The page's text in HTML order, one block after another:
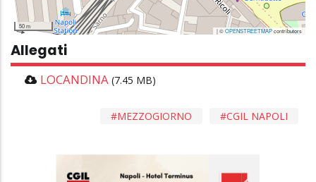
50 m
| ©OPENSTREETMAPcontributors
Allegati
LOCANDINA (7.45 MB)
CGIL NAPOLI
MEZZOGIORNO